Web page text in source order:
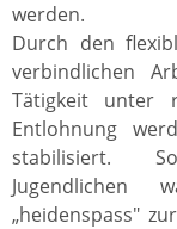
werden.
Durch den
verbindlichen
Tätigkeit unter
Entlohnung
stabilisiert.
Jugendlichen
„heidenspass"